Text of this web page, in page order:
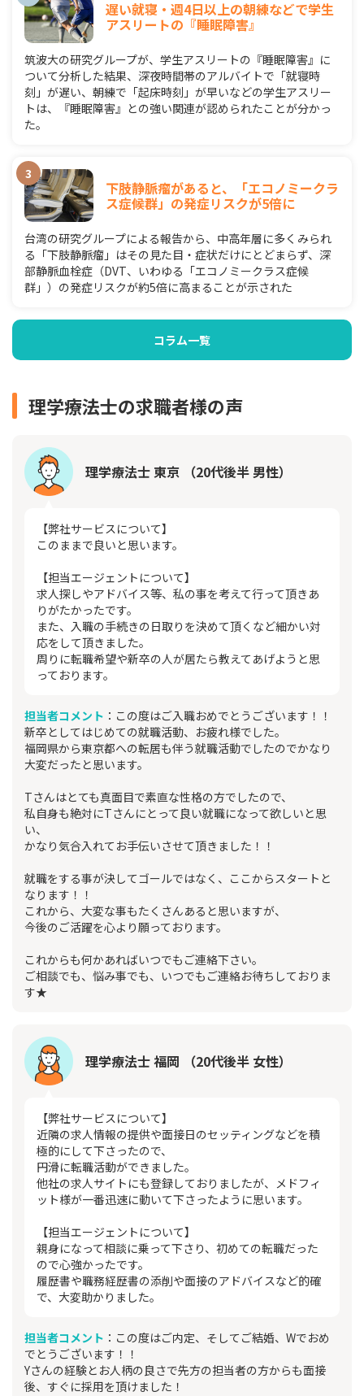
遅い就寝・週4日以上の朝練などで学生
アスリートの『睡眠障害』
筑波大の研究グループが、学生アスリートの『睡眠障害』に
ついて分析した結果、深夜時間帯のアルバイトで「就寝時
刻」が遅い、朝練で「起床時刻」が早いなどの学生アスリー
トは、『睡眠障害』との強い関連が認められたことが分かっ
た。
下肢静脈瘤があると、「エコノミークラ
ス症候群」の発症リスクが5倍に
台湾の研究グループによる報告から、中高年層に多くみられ
る「下肢静脈瘤」はその見た目・症状だけにとどまらず、深
部静脈血栓症（DVT、いわゆる「エコノミークラス症候
群」）の発症リスクが約5倍に高まることが示された
コラム一覧
理学療法士の求職者様の声
理学療法士 東京 （20代後半 男性）
【弊社サービスについて】
このままで良いと思います。
【担当エージェントについて】
求人探しやアドバイス等、私の事を考えて行って頂きあ
りがたかったです。
また、入職の手続きの日取りを決めて頂くなど細かい対
応をして頂きました。
周りに転職希望や新卒の人が居たら教えてあげようと思
っております。
担当者コメント ：この度はご入職おめでとうございます！！
新卒としてはじめての就職活動、お疲れ様でした。
福岡県から東京都への転居も伴う就職活動でしたのでかなり
大変だったと思います。
Tさんはとても真面目で素直な性格の方でしたので、
私自身も絶対にTさんにとって良い就職になって欲しいと思
い、
かなり気合入れてお手伝いさせて頂きました！！
就職をする事が決してゴールではなく、ここからスタートと
なります！！
これから、大変な事もたくさんあると思いますが、
今後のご活躍を心より願っております。
これからも何かあればいつでもご連絡下さい。
ご相談でも、悩み事でも、いつでもご連絡お待ちしておりま
す★
理学療法士 福岡 （20代後半 女性）
【弊社サービスについて】
近隣の求人情報の提供や面接日のセッティングなどを積
極的にして下さったので、
円滑に転職活動ができました。
他社の求人サイトにも登録しておりましたが、メドフィ
ット様が一番迅速に動いて下さったように思います。
【担当エージェントについて】
親身になって相談に乗って下さり、初めての転職だった
ので心強かったです。
履歴書や職務経歴書の添削や面接のアドバイスなど的確
で、大変助かりました。
担当者コメント ：この度はご内定、そしてご結婚、Wでおめ
でとうございます！！
Yさんの経験とお人柄の良さで先方の担当者の方からも面接
後、すぐに採用を頂けました！